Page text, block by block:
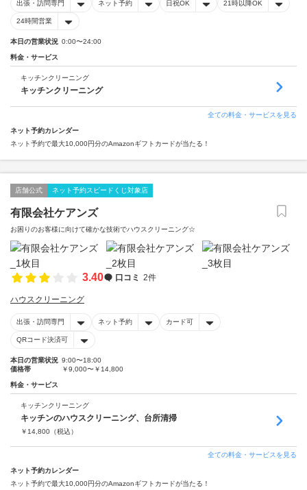
出張・訪問専門 ネット予約 日祝OK 21時以降OK
24時間営業
本日の営業状況 0:00〜24:00
料金・サービス
キッチンクリーニング
キッチンクリーニング
全ての料金・サービスを見る
ネット予約カレンダー
ネット予約で最大10,000円分のAmazonギフトカードが当たる！
店舗公式 ネット予約スピードくじ対象店
有限会社ケアンズ
お困りのお客様に向けて確かな技術でハウスクリーニング☆
3.40 口コミ 2件
ハウスクリーニング
出張・訪問専門 ネット予約 カード可
QRコード決済可
本日の営業状況 9:00〜18:00
価格帯
￥9,000〜￥14,800
料金・サービス
キッチンクリーニング
キッチンのハウスクリーニング、台所清掃
￥ 14,800 （税込）
全ての料金・サービスを見る
ネット予約カレンダー
ネット予約で最大10,000円分のAmazonギフトカードが当たる！